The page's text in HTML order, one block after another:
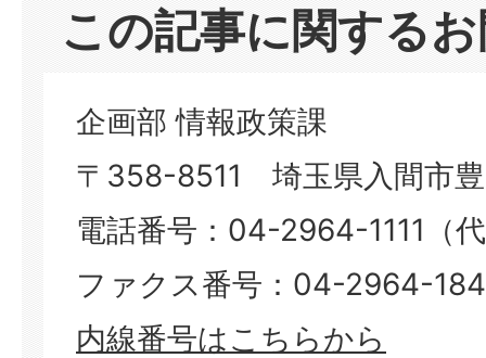
この記事に関する
企画部 情報政策課
〒358-8511 埼玉県入間市
電話番号：04-2964-1111（
ファクス番号：04-2964-
内線番号はこちらから